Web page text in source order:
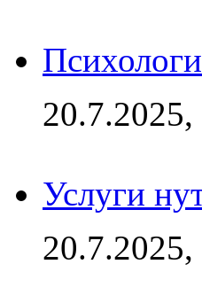
20.7.2025,
Услуги
20.7.2025,